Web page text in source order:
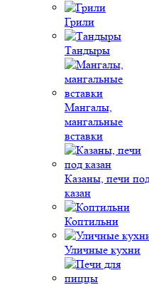
Грили
Тандыры
Мангалы,
мангальные
вставки
Казаны, печи
казан
Коптильни
Уличные кухни